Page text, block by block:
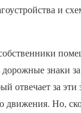
и
знаки
отвечает за
движения. Но,